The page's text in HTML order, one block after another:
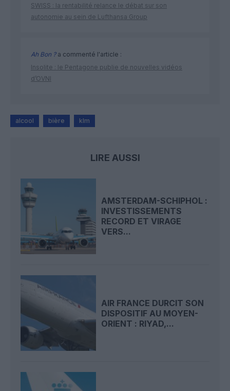
SWISS : la rentabilité relance le débat sur son
autonomie au sein de Lufthansa Group
Ah Bon ?a commenté l'article :
Insolite : le Pentagone publie de nouvelles vidéos
d’OVNI
alcool bière klm
LIRE AUSSI
AMSTERDAM-SCHIPHOL :
INVESTISSEMENTS
RECORD ET VIRAGE
VERS...
AIR FRANCE DURCIT SON
DISPOSITIF AU MOYEN-
ORIENT : RIYAD,...